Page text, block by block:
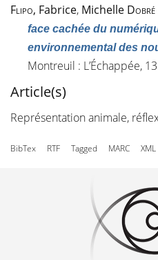
Flipo, Fabrice, Michelle Dobré
face cachée du
environnemental des
Montreuil : L’Échappée,
Article(s)
Représentation animale,
BibTex RTF Tagged MARC XML